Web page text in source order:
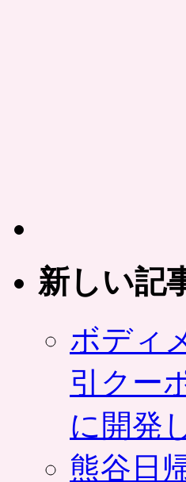
新しい記
ボディ
引クー
に開発
熊谷日